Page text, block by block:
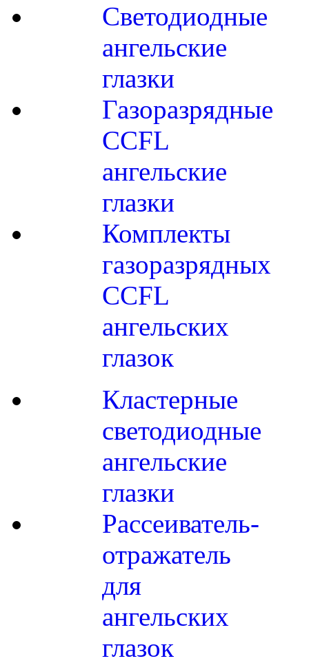
Светодиодные
ангельские
глазки
Газоразрядные
CCFL
ангельские
глазки
Комплекты
газоразрядных
CCFL
ангельских
глазок
Кластерные
светодиодные
ангельские
глазки
Рассеиватель-
отражатель
для
ангельских
глазок